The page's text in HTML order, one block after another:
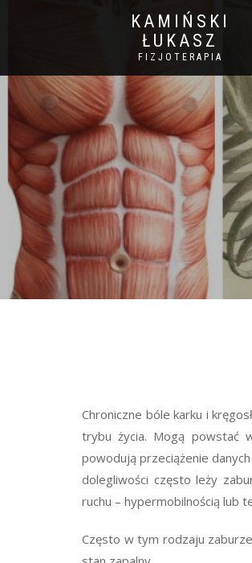
KAMIŃSKI
ŁUKASZ
FIZJOTERAPIA
Chroniczne bóle karku i
trybu życia. Mogą powstać
powodują przeciążenie
dolegliwości często leży
ruchu – hypermobilnością lub
Często w tym rodzaju